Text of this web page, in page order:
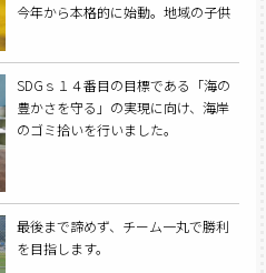
今年から本格的に始動。地域の子供
SDGｓ１４番目の目標である「海の
豊かさを守る」の実現に向け、海岸
のゴミ拾いを行いました。
最後まで諦めず、チーム一丸で勝利
を目指します。